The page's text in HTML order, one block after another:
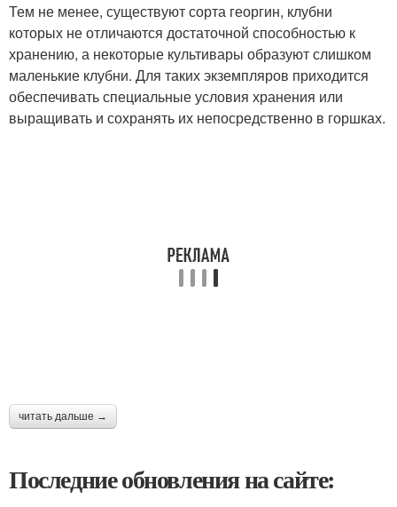
Тем не менее, существуют сорта георгин, клубни
которых не отличаются достаточной способностью к
хранению, а некоторые культивары образуют слишком
маленькие клубни. Для таких экземпляров приходится
обеспечивать специальные условия хранения или
выращивать и сохранять их непосредственно в горшках.
читать дальше →
Последние обновления на сайте: